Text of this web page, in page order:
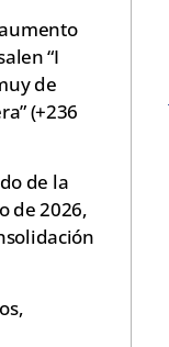
“I
de
(+236
de la
de 2026,